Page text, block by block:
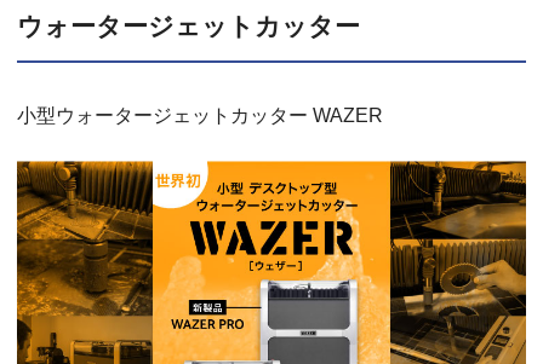
ウォータージェットカッター
小型ウォータージェットカッター WAZER